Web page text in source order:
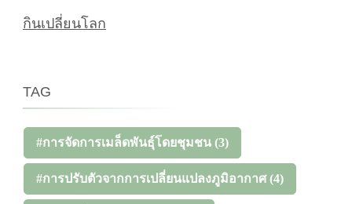
กินเปลี่ยนโลก
TAG
#การจัดการเมล็ดพันธุ์โดยชุมชน (3)
#การปรับตัวจากการเปลี่ยนแปลงภูมิอากาศ(4)